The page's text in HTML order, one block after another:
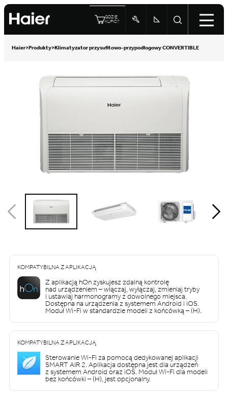
GDZIE
KUPIĆ?
Haier>Produkty>Klimatyzator przysufitowo-przypodłogowy CONVERTIBLE
KOMPATYBILNA Z APLIKACJĄ
Z aplikacją hOn zyskujesz zdalną kontrolę
nad urządzeniem – włączaj, wyłączaj, zmieniaj tryby
i ustawiaj harmonogramy z dowolnego miejsca.
Dostępna na urządzenia z systemem Android i iOS.
Moduł Wi-Fi w standardzie modeli z końcówką – (H).
KOMPATYBILNA Z APLIKACJĄ
Sterowanie Wi-Fi za pomocą dedykowanej aplikacji
SMART AIR 2. Aplikacja dostępna jest dla urządzeń
z systemem Android oraz iOS. Moduł Wi-Fi dla modeli
bez końcówki – (H), jest opcjonalny.